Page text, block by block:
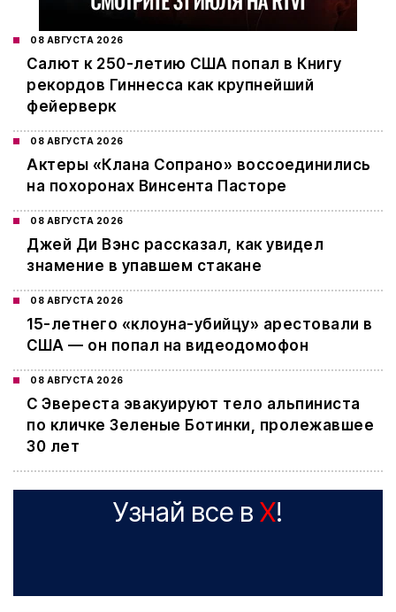
08 АВГУСТА 2026
Салют к 250-летию США попал в Книгу
рекордов Гиннесса как крупнейший
фейерверк
08 АВГУСТА 2026
Актеры «Клана Сопрано» воссоединились
на похоронах Винсента Пасторе
08 АВГУСТА 2026
Джей Ди Вэнс рассказал, как увидел
знамение в упавшем стакане
08 АВГУСТА 2026
15-летнего «клоуна-убийцу» арестовали в
США — он попал на видеодомофон
08 АВГУСТА 2026
С Эвереста эвакуируют тело альпиниста
по кличке Зеленые Ботинки, пролежавшее
30 лет
Узнай все в X!